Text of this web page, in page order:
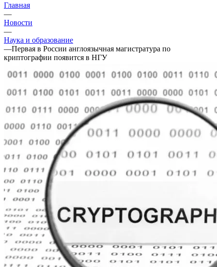
Главная
—
Новости
—
Наука и образование
—Первая в России англоязычная магистратура по
криптографии появится в НГУ